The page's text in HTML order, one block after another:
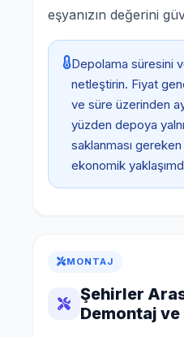
eşyanızın değerini
Depolama süresini
netleştirin. Fiyat
ve süre üzerinden
yüzden depoya
saklanması
ekonomik
MONTAJ
Şehirler
Demontaj